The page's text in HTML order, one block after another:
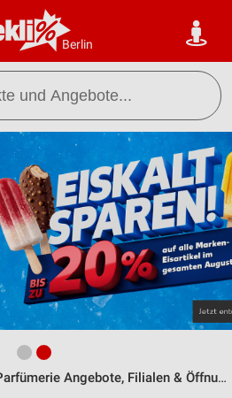
Berlin
Angebote, Filialen & Öffnungszeiten